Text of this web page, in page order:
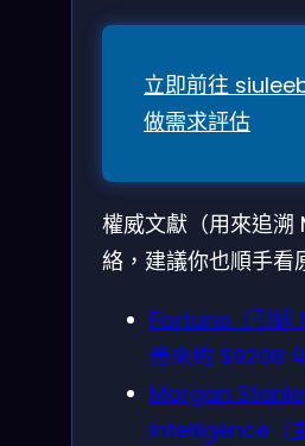
立即前往
做需求評估
權威文獻（用來追
絡，建議你也順手看
Fortune（引述
帶來約 $920B
Morgan
Intelligence（